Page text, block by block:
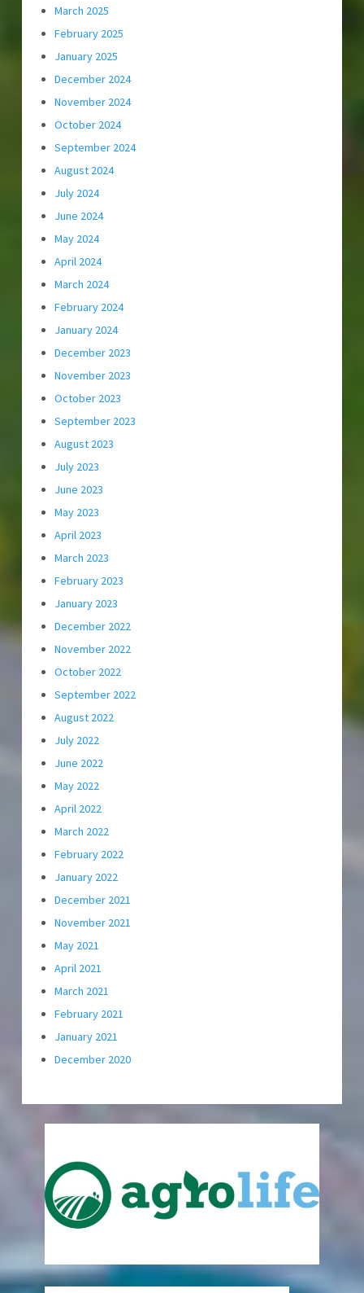
March 2025
February 2025
January 2025
December 2024
November 2024
October 2024
September 2024
August 2024
July 2024
June 2024
May 2024
April 2024
March 2024
February 2024
January 2024
December 2023
November 2023
October 2023
September 2023
August 2023
July 2023
June 2023
May 2023
April 2023
March 2023
February 2023
January 2023
December 2022
November 2022
October 2022
September 2022
August 2022
July 2022
June 2022
May 2022
April 2022
March 2022
February 2022
January 2022
December 2021
November 2021
May 2021
April 2021
March 2021
February 2021
January 2021
December 2020